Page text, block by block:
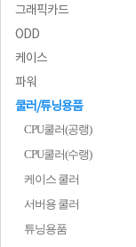
그래픽카드
ODD
케이스
파워
쿨러/튜닝용품
CPU쿨러(공랭)
CPU쿨러(수랭)
케이스 쿨러
서버용 쿨러
튜닝용품